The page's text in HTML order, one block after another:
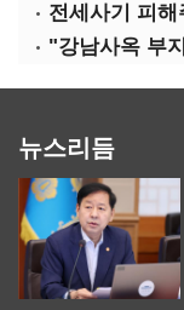
"강남사옥 부
뉴스리듬